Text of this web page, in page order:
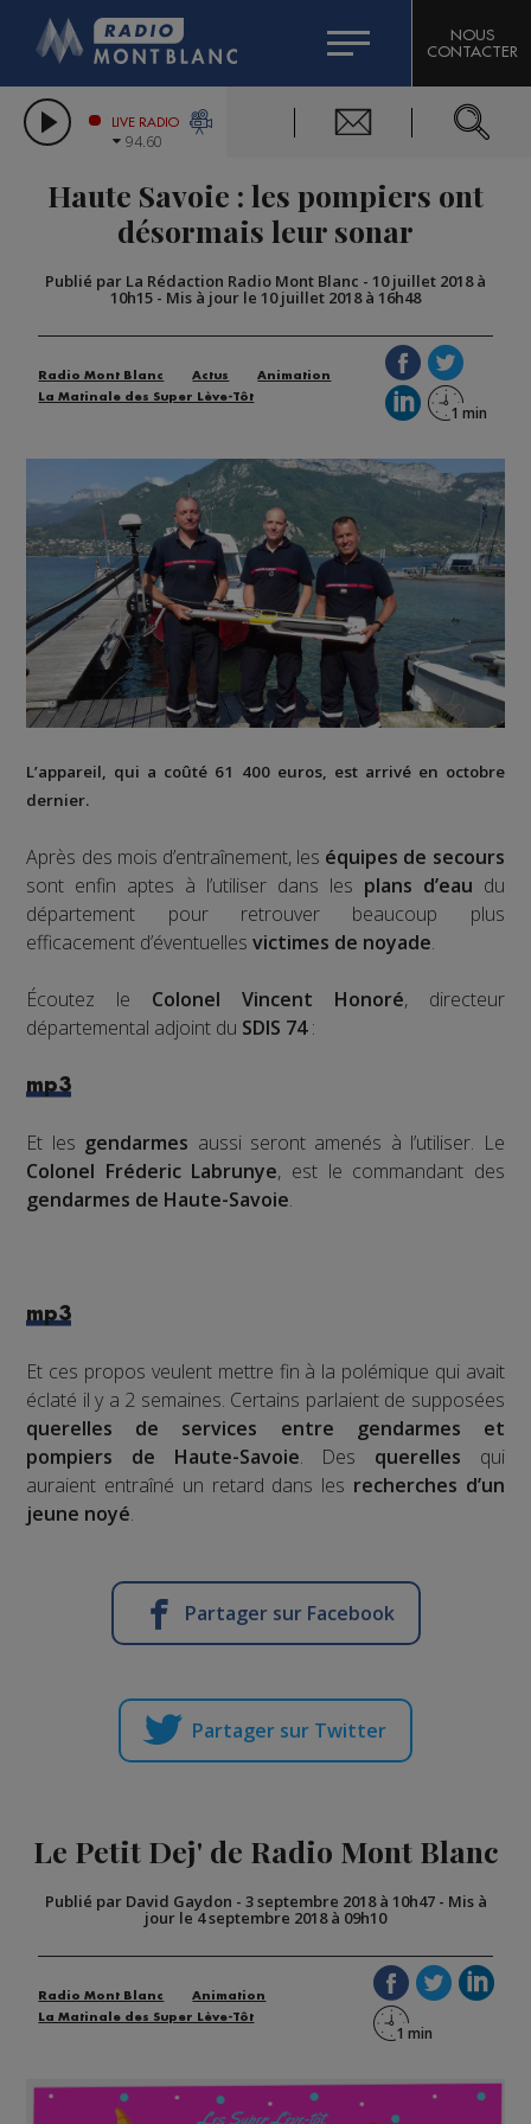
LES CHRONIQUES DE L'EXPERT
CITIZEN MACHINERY
GRAND MASSIF DOMAINES SKIABLES
BIGARD
COMPAGNIE DU MONT-BLANC
NOUS
CONTACTER
LIVE RADIO
94.60
Haute Savoie : les pompiers ont
désormais leur sonar
Publié par La Rédaction Radio Mont Blanc - 10 juillet 2018 à
10h15 - Mis à jour le 10 juillet 2018 à 16h48
Radio Mont Blanc Actus
Animation
La Matinale des Super Lève-Tôt
L’appareil, qui a coûté 61 400 euros, est arrivé en octobre
dernier.
Après des mois d’entraînement, les équipes de secours
sont enfin aptes à l’utiliser dans les plans d’eau du
département pour retrouver beaucoup plus
efficacement d’éventuellesvictimes de noyade.
Écoutez le Colonel Vincent Honoré, directeur
départemental adjoint du SDIS 74:
mp3
Et les gendarmes aussi seront amenés à l’utiliser. Le
Colonel Fréderic Labrunye, est le commandant des
gendarmes de Haute-Savoie.
mp3
Et ces propos veulent mettre fin à la polémique qui avait
éclaté il y a 2 semaines. Certains parlaient de supposées
querelles de services entre gendarmes et
pompiers de Haute-Savoie. Des querelles qui
auraient entraîné un retard dans les recherches d’un
jeune noyé.
Partager sur Facebook
Partager sur Twitter
Le Petit Dej' de Radio Mont Blanc
Publié par David Gaydon - 3 septembre 2018 à 10h47- Mis à
jour le 4 septembre 2018 à 09h10
Radio Mont Blanc
Animation
La Matinale des Super Lève-Tôt